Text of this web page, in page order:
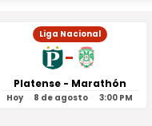
Liga Nacional
-
Platense - Marathón
Hoy 8 de agosto 3:00 PM